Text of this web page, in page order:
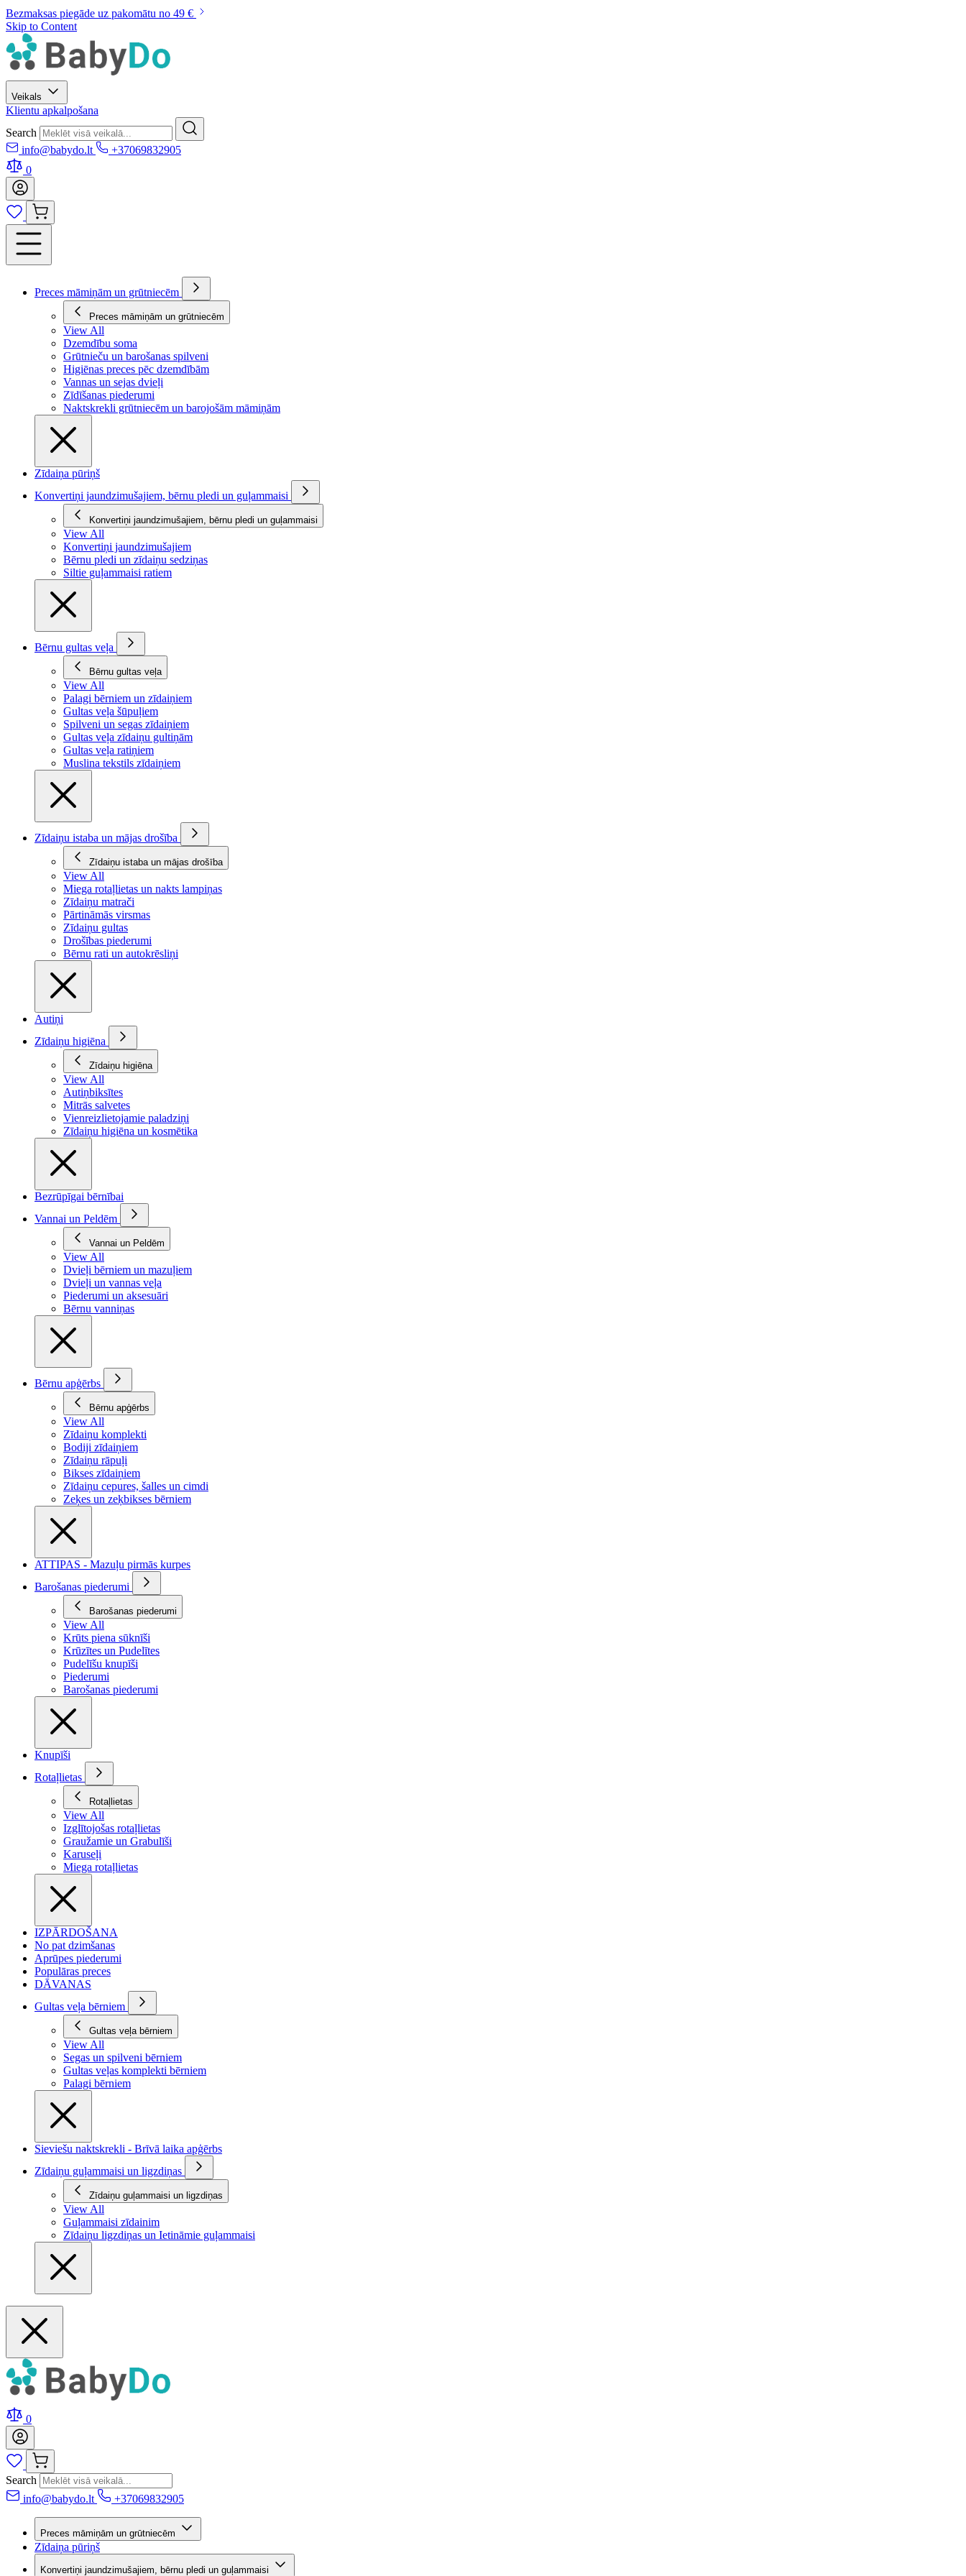
Bezmaksas piegāde uz pakomātu no 49 €
Skip to Content
Veikals
Klientu apkalpošana
Search
info@babydo.lt
+37069832905
0
Preces māmiņām un grūtniecēm
Preces māmiņām un grūtniecēm
View All
Dzemdību soma
Grūtnieču un barošanas spilveni
Higiēnas preces pēc dzemdībām
Vannas un sejas dvieļi
Zīdīšanas piederumi
Naktskrekli grūtniecēm un barojošām māmiņām
Zīdaiņa pūriņš
Konvertiņi jaundzimušajiem, bērnu pledi un guļammaisi
Konvertiņi jaundzimušajiem, bērnu pledi un guļammaisi
View All
Konvertiņi jaundzimušajiem
Bērnu pledi un zīdaiņu sedziņas
Siltie guļammaisi ratiem
Bērnu gultas veļa
Bērnu gultas veļa
View All
Palagi bērniem un zīdaiņiem
Gultas veļa šūpuļiem
Spilveni un segas zīdaiņiem
Gultas veļa zīdaiņu gultiņām
Gultas veļa ratiņiem
Muslina tekstils zīdaiņiem
Zīdaiņu istaba un mājas drošība
Zīdaiņu istaba un mājas drošība
View All
Miega rotaļlietas un nakts lampiņas
Zīdaiņu matrači
Pārtināmās virsmas
Zīdaiņu gultas
Drošības piederumi
Bērnu rati un autokrēsliņi
Autiņi
Zīdaiņu higiēna
Zīdaiņu higiēna
View All
Autiņbiksītes
Mitrās salvetes
Vienreizlietojamie paladziņi
Zīdaiņu higiēna un kosmētika
Bezrūpīgai bērnībai
Vannai un Peldēm
Vannai un Peldēm
View All
Dvieļi bērniem un mazuļiem
Dvieļi un vannas veļa
Piederumi un aksesuāri
Bērnu vanniņas
Bērnu apģērbs
Bērnu apģērbs
View All
Zīdaiņu komplekti
Bodiji zīdaiņiem
Zīdaiņu rāpuļi
Bikses zīdaiņiem
Zīdaiņu cepures, šalles un cimdi
Zeķes un zeķbikses bērniem
ATTIPAS - Mazuļu pirmās kurpes
Barošanas piederumi
Barošanas piederumi
View All
Krūts piena sūknīši
Krūzītes un Pudelītes
Pudelīšu knupīši
Piederumi
Barošanas piederumi
Knupīši
Rotaļlietas
Rotaļlietas
View All
Izglītojošas rotaļlietas
Graužamie un Grabulīši
Karuseļi
Miega rotaļlietas
IZPĀRDOŠANA
No pat dzimšanas
Aprūpes piederumi
Populāras preces
DĀVANAS
Gultas veļa bērniem
Gultas veļa bērniem
View All
Segas un spilveni bērniem
Gultas veļas komplekti bērniem
Palagi bērniem
Sieviešu naktskrekli - Brīvā laika apģērbs
Zīdaiņu guļammaisi un ligzdiņas
Zīdaiņu guļammaisi un ligzdiņas
View All
Guļammaisi zīdainim
Zīdaiņu ligzdiņas un Ietināmie guļammaisi
0
Search
info@babydo.lt
+37069832905
Preces māmiņām un grūtniecēm
Zīdaiņa pūriņš
Konvertiņi jaundzimušajiem, bērnu pledi un guļammaisi